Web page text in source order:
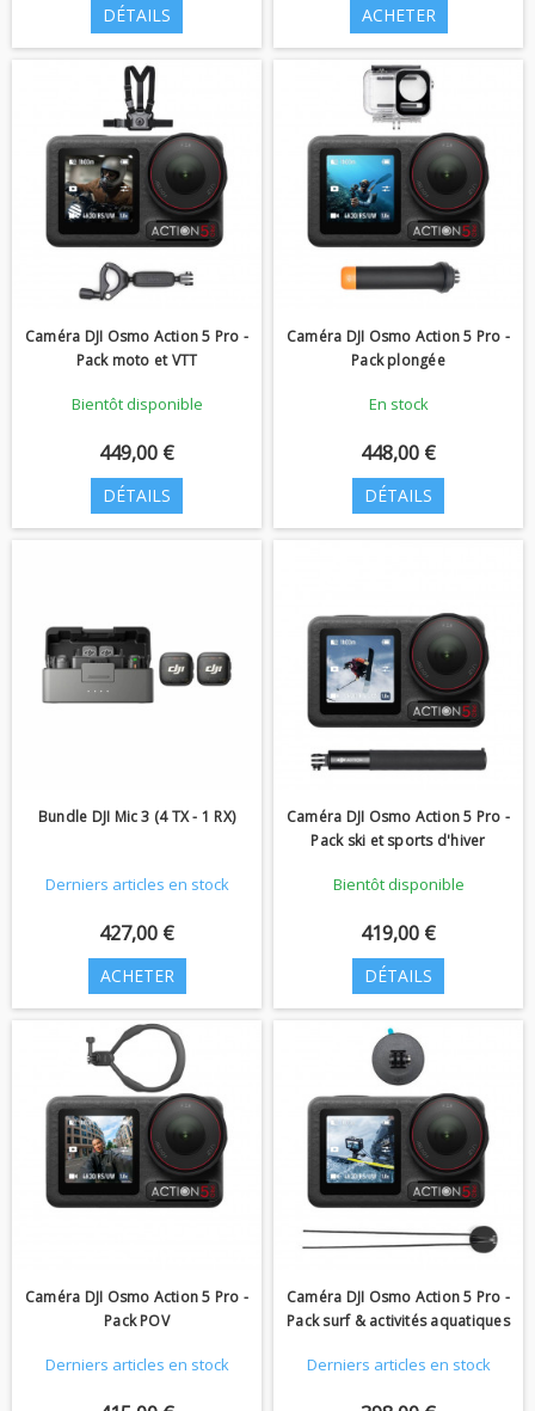
DÉTAILS ACHETER
Caméra DJI Osmo Action 5 Pro -
Pack moto et VTT
Bientôt disponible
449,00 €
DÉTAILS
Caméra DJI Osmo Action 5 Pro -
Pack plongée
En stock
448,00 €
DÉTAILS
Bundle DJI Mic 3 (4 TX - 1 RX)
Derniers articles en stock
427,00 €
ACHETER
Caméra DJI Osmo Action 5 Pro -
Pack ski et sports d'hiver
Bientôt disponible
419,00 €
DÉTAILS
Caméra DJI Osmo Action 5 Pro -
Pack POV
Derniers articles en stock
Caméra DJI Osmo Action 5 Pro -
Pack surf & activités aquatiques
Derniers articles en stock